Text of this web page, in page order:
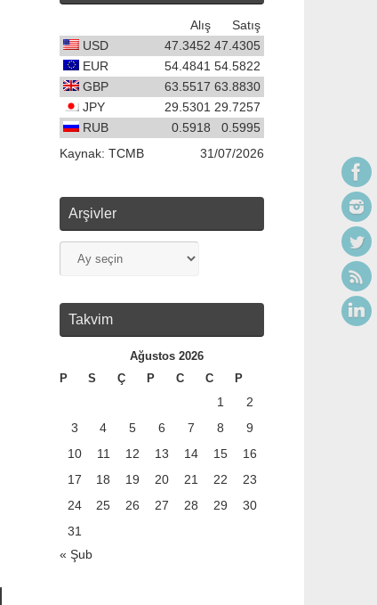
Satış
Alış
USD
47.4305
47.3452
EUR
54.5822
54.4841
GBP
63.8830
63.5517
JPY
29.7257
29.5301
RUB
0.5995
0.5918
Kaynak: TCMB 31/07/2026
Arşivler
Takvim
Ağustos 2026
P
S Ç P C C P
1
2
3
4 5 6 7 8
9
10
11 12 13 14 15
16
17
18 19 20 21 22
23
24
25 26 27 28 29
30
31
« Şub